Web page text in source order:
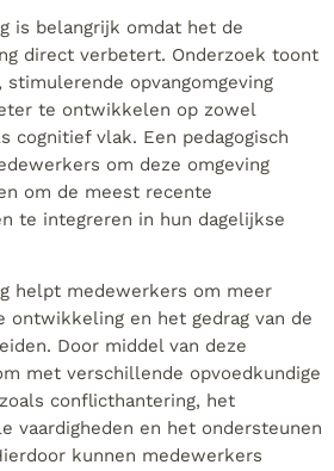
is belangrijk omdat het de
direct verbetert. Onderzoek toont
stimulerende opvangomgeving
te ontwikkelen op zowel
cognitief vlak. Een pedagogisch
om deze omgeving
om de meest recente
te integreren in hun dagelijkse
helpt medewerkers om meer
ontwikkeling en het gedrag van de
Door middel van deze
met verschillende opvoedkundige
conflicthantering, het
vaardigheden en het ondersteunen
kunnen medewerkers